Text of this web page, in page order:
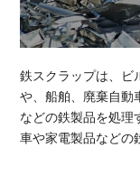
鉄スクラップは、ビ
や、船舶、廃棄自動
などの鉄製品を処理
車や家電製品などの